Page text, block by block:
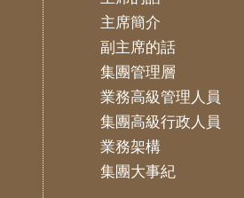
主席簡介
副主席的話
集團管理層
業務高級管理人員
集團高級行政人員
業務架構
集團大事紀